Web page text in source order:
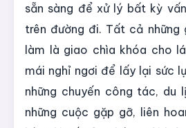
sẵn sàng để xử lý bất kỳ
trên đường đi. Tất cả những
làm là giao chìa khóa cho
mái nghỉ ngơi để lấy lại sức
những chuyến công tác, du
những cuộc gặp gỡ, liên